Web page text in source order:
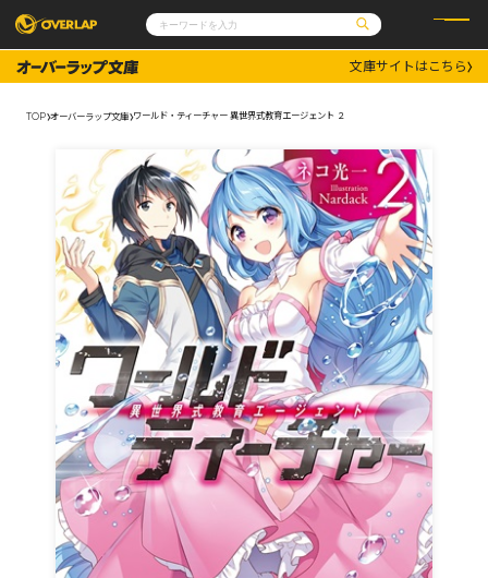
コミックガルド
コミッククリエ
文庫
ノベルス
その他
コミックエッセイ
ポケットモンスター
アニメ
ゲーム
通販・NEWS
OVERLAP STORE
オーバーラップ広報室
企業
会社概要
採用情報
アクセス
オーバーラップホールディングス
お問い合わせはこちら
オーバーラップ文庫
オーバーラップノベルス
オーバーラップノベルスf
ロサージュノベルス
文庫サイトはこちら
TOP オーバーラップ文庫 ワールド・ティーチャー 異世界式教育エージェント ２